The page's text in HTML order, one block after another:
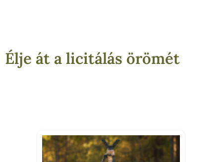
Élje át a licitálás örömét